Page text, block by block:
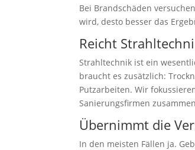
Bei Brandschäden
wird, desto besser das
Reicht
Strahltechnik ist ein
braucht es zusätzlich:
Putzarbeiten. Wir
Sanierungsfirmen
Übernimmt die
In den meisten Fällen ja.